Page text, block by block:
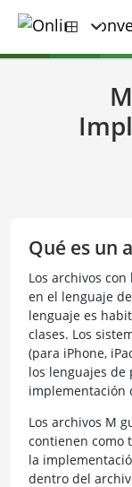
Qué es un
Los archivos
en el lenguaje
lenguaje es
clases. Los
(para iPhone,
los lenguajes de
implementación
Los archivos M
contienen como
la
dentro del